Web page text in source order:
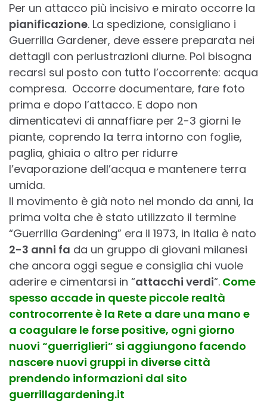
Per un attacco più incisivo e mirato occorre la
pianificazione. La spedizione, consigliano i
Guerrilla Gardener, deve essere preparata nei
dettagli con perlustrazioni diurne. Poi bisogna
recarsi sul posto con tutto l’occorrente: acqua
compresa. Occorre documentare, fare foto
prima e dopo l’attacco. E dopo non
dimenticatevi di annaffiare per 2-3 giorni le
piante, coprendo la terra intorno con foglie,
paglia, ghiaia o altro per ridurre
l’evaporazione dell’acqua e mantenere terra
umida.
Il movimento è già noto nel mondo da anni, la
prima volta che è stato utilizzato il termine
“Guerrilla Gardening” era il 1973, in Italia è nato
2-3 anni fa da un gruppo di giovani milanesi
che ancora oggi segue e consiglia chi vuole
aderire e cimentarsi in “attacchi verdi“. Come
spesso accade in queste piccole realtà
controcorrente è la Rete a dare una mano e
a coagulare le forse positive, ogni giorno
nuovi “guerriglieri” si aggiungono facendo
nascere nuovi gruppi in diverse città
prendendo informazioni dal sito
guerrillagardening.it